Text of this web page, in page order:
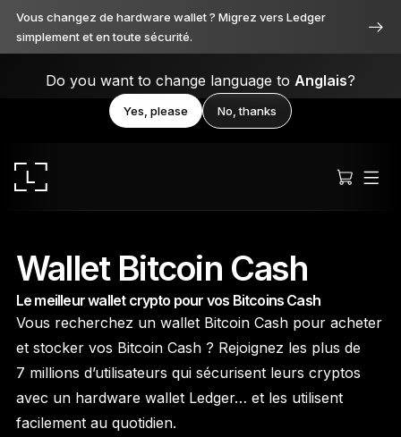
Vous changez de hardware wallet ? Migrez vers Ledger
simplement et en toute sécurité.
Do you want to change language to Anglais?
Yes, please No, thanks
Ledger Stax
Premium sous toutes ses facettes
Ledger Flex
Le nouveau standard
Wallet Bitcoin Cash
Le meilleur wallet crypto pour vos Bitcoins Cash
Vous recherchez un wallet Bitcoin Cash pour acheter
et stocker vos Bitcoin Cash ? Rejoignez les plus de
7 millions d’utilisateurs qui sécurisent leurs cryptos
avec un hardware wallet Ledger… et les utilisent
facilement au quotidien.